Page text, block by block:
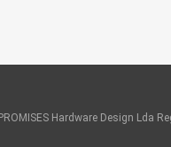
Hardware Design Lda